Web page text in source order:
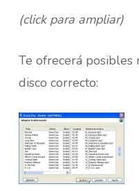
(click para ampliar)
Te ofrecerá posibles
disco correcto: